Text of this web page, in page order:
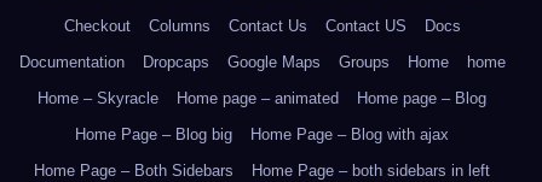
Checkout
Columns Contact Us Contact US
Docs
Documentation
Dropcaps Google Maps Groups Home
home
Home – Skyracle
Home page – animated
Home page – Blog
Home Page – Blog big
Home Page – Blog with ajax
Home Page – Both Sidebars
Home Page – both sidebars in left